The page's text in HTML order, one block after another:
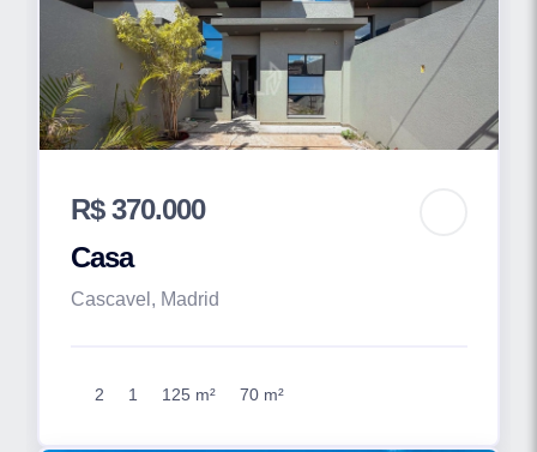
R$ 370.000
Casa
Cascavel, Madrid
2 1 125 m² 70 m²